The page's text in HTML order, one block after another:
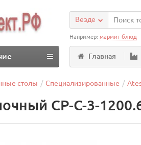
Везде
Например:мармит блюд
Главная
столы Специализированные
СР-С-3-